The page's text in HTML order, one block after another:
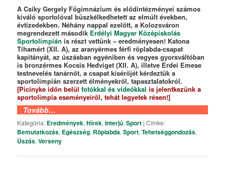
A Csiky Gergely Főgimnázium és elődintézményei számos
kiváló sportolóval büszkélkedhetett az elmúlt években,
évtizedekben. Néhány nappal ezelőtt, a Kolozsváron
megrendezett második Erdélyi Magyar Középiskolás
Sportolimpián is részt vettünk – eredményesen! Katona
Tihamért (XII. A), az aranyérmes férfi röplabda-csapat
kapitányát, az úszásban egyéniben és vegyes gyorsváltóban
is bronzérmes Kocsis Hedviget (XII. A), illetve Erdei Emese
testnevelés tanárnőt, a csapat kísérőjét kérdeztük a
sportolimpián szerzett élményekről, tapasztalatokról.
[Picinyke időn belül fotókkal és videókkal is jelentkezünk a
sportolimpia eseményeiről, tehát legyetek résen!]
Tovább…
Kategória: Eredmények,Hírek,Interjú,Sport |Címke:
Bemutatkozás, Egészség, Röplabda,Sport,Tehetséggondozás,
Úszás,Verseny